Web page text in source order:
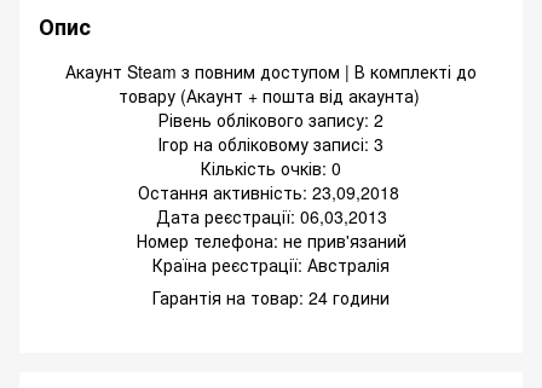
Опис
Акаунт Steam з повним доступом | В комплекті до
товару (Акаунт + пошта від акаунта)
Рівень облікового запису: 2
Ігор на обліковому записі: 3
Кількість очків: 0
Остання активність: 23,09,2018
Дата реєстрації: 06,03,2013
Номер телефона: не прив'язаний
Країна реєстрації: Австралія
Гарантія на товар: 24 години